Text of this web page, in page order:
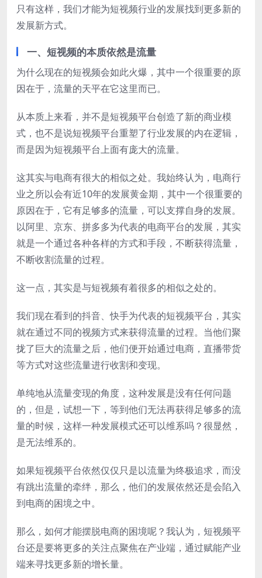
只有这样，我们才能为短视频行业的发展找到更多新的
发展新方式。
一、短视频的本质依然是流量
为什么现在的短视频会如此火爆，其中一个很重要的原
因在于，流量的天平在它这里而已。
从本质上来看，并不是短视频平台创造了新的商业模
式，也不是说短视频平台重塑了行业发展的内在逻辑，
而是因为短视频平台上面有庞大的流量。
这其实与电商有很大的相似之处。我始终认为，电商行
业之所以会有近10年的发展黄金期，其中一个很重要的
原因在于，它有足够多的流量，可以支撑自身的发展。
以阿里、京东、拼多多为代表的电商平台的发展，其实
就是一个通过各种各样的方式和手段，不断获得流量，
不断收割流量的过程。
这一点，其实是与短视频有着很多的相似之处的。
我们现在看到的抖音、快手为代表的短视频平台，其实
就在通过不同的视频方式来获得流量的过程。当他们聚
拢了巨大的流量之后，他们便开始通过电商，直播带货
等方式对这些流量进行收割和变现。
单纯地从流量变现的角度，这种发展是没有任何问题
的，但是，试想一下，等到他们无法再获得足够多的流
量的时候，这样一种发展模式还可以维系吗？很显然，
是无法维系的。
如果短视频平台依然仅仅只是以流量为终极追求，而没
有跳出流量的牵绊，那么，他们的发展依然还是会陷入
到电商的困境之中。
那么，如何才能摆脱电商的困境呢？我认为，短视频平
台还是要将更多的关注点聚焦在产业端，通过赋能产业
端来寻找更多新的增长量。